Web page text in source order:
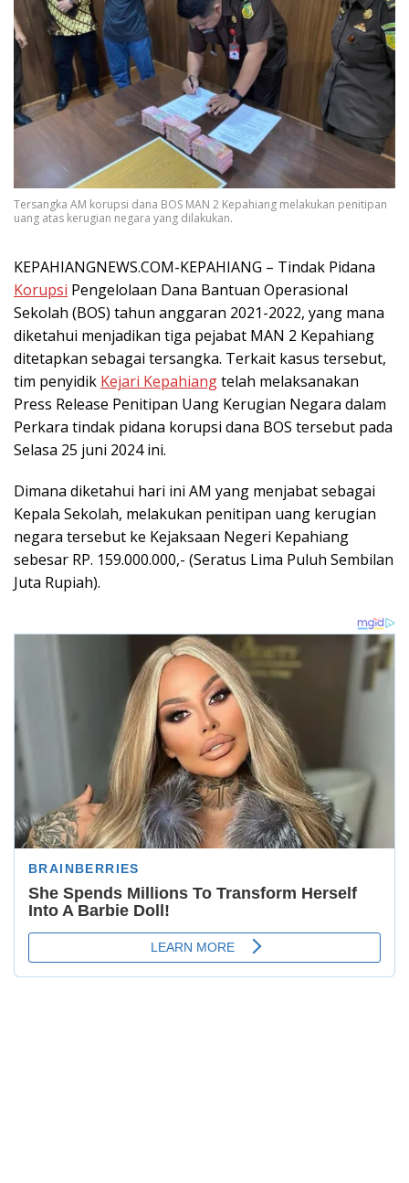
Tersangka AM korupsi dana BOS MAN 2 Kepahiang melakukan penitipan
uang atas kerugian negara yang dilakukan.
KEPAHIANGNEWS.COM-KEPAHIANG – Tindak Pidana
Korupsi Pengelolaan Dana Bantuan Operasional
Sekolah (BOS) tahun anggaran 2021-2022, yang mana
diketahui menjadikan tiga pejabat MAN 2 Kepahiang
ditetapkan sebagai tersangka. Terkait kasus tersebut,
tim penyidik Kejari Kepahiangtelah melaksanakan
Press Release Penitipan Uang Kerugian Negara dalam
Perkara tindak pidana korupsi dana BOS tersebut pada
Selasa 25 juni 2024 ini.
Dimana diketahui hari ini AM yang menjabat sebagai
Kepala Sekolah, melakukan penitipan uang kerugian
negara tersebut ke Kejaksaan Negeri Kepahiang
sebesar RP. 159.000.000,- (Seratus Lima Puluh Sembilan
Juta Rupiah).